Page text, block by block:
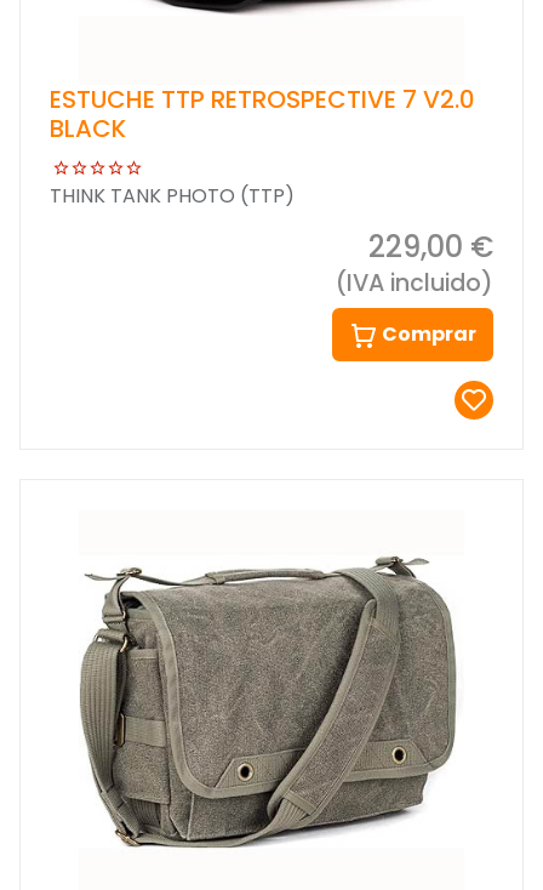
ESTUCHE TTP RETROSPECTIVE 7 V2.0
BLACK
THINK TANK PHOTO (TTP)
229,00 €
(IVA incluido)
Comprar